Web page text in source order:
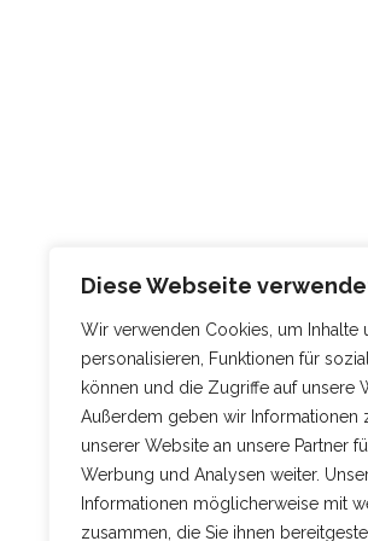
Diese Webseite
Wir verwenden Cookies, um Inhalte
personalisieren, Funktionen für
können und die Zugriffe auf unsere
Außerdem geben wir Informationen
unserer Website an unsere Partner
Werbung und Analysen weiter.
Informationen möglicherweise mit
zusammen, die Sie ihnen